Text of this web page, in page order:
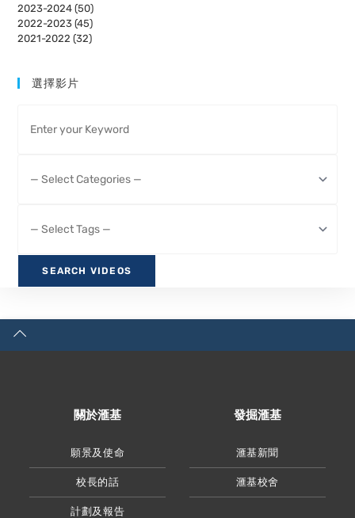
2023-2024 (50)
2022-2023 (45)
2021-2022 (32)
選擇影片
關於滙基
願景及使命
校長的話
計劃及報告
發掘滙基
滙基新聞
滙基校舍